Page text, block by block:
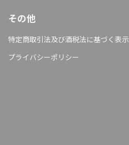
その他
特定商取引法及び酒税法に基づく表示
プライバシーポリシー